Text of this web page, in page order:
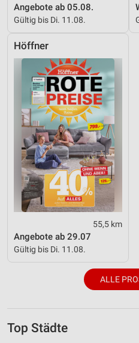
Angebote ab 05.08.
Gültig bis Di. 11.08.
Höffner
55,5 km
Angebote ab 29.07
Gültig bis Di. 11.08.
ALLE
Top Städte